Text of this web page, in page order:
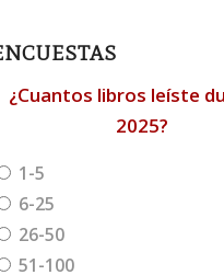
¿Cuantos libros leíste
2025?
1-5
6-25
26-50
51-100